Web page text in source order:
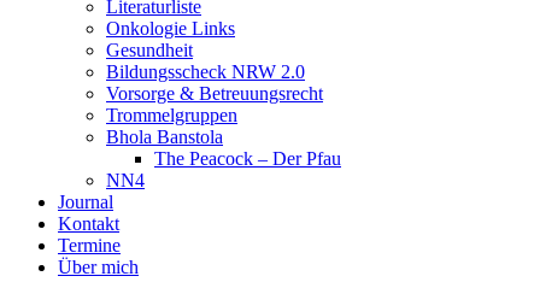
Literaturliste
Onkologie Links
Gesundheit
Bildungsscheck NRW 2.0
Vorsorge & Betreuungsrecht
Trommelgruppen
Bhola Banstola
The Peacock – Der Pfau
NN4
Journal
Kontakt
Termine
Über mich